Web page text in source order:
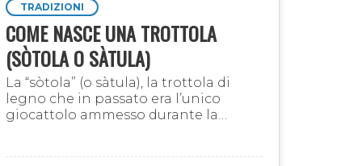
TRADIZIONI
COME NASCE UNA TROTTOLA
(SÒTOLA O SÀTULA)
La “sòtola” (o sàtula), la trottola di
legno che in passato era l’unico
giocattolo ammesso durante la
lato superiore …